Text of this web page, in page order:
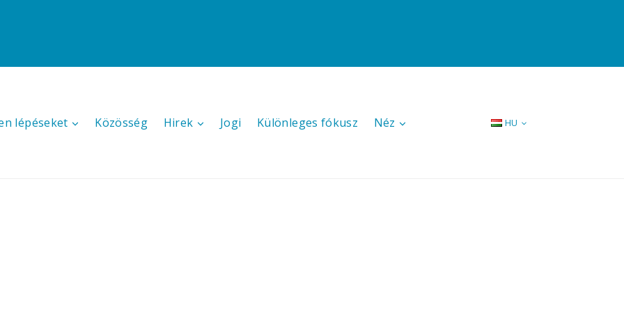
lépéseket Közösség Hirek Jogi Különleges fókusz Néz HU